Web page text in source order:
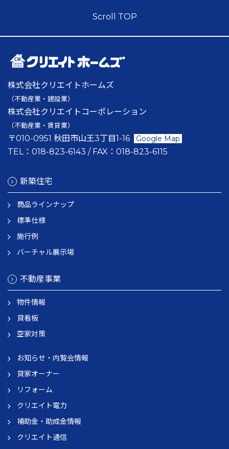
Scroll TOP
株式会社クリエイトホームズ
（不動産業・建設業）
株式会社クリエイトコーポレーション
（不動産業・賃貸業）
〒010-0951 秋田市山王3丁目1-16 Google Map
TEL： 018-823-6143 / FAX： 018-823-6115
新築住宅
商品ラインナップ
標準仕様
施行例
バーチャル展示場
不動産事業
物件情報
貸看板
空家対策
お知らせ・内覧会情報
貸家オーナー
リフォーム
クリエイト電力
補助金・助成金情報
クリエイト通信